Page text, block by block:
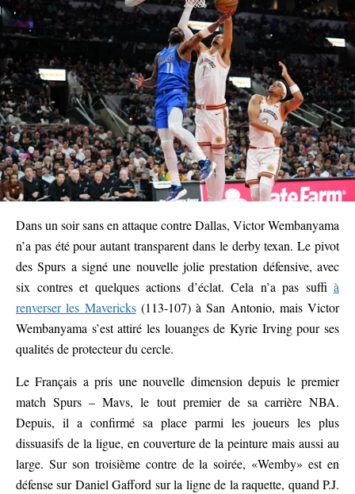
Dans un soir sans en attaque contre Dallas, Victor Wembanyama
n’a pas été pour autant transparent dans le derby texan. Le pivot
des Spurs a signé une nouvelle jolie prestation défensive, avec
six contres et quelques actions d’éclat. Cela n’a pas suffi à
renverser les Mavericks(113-107) à San Antonio, mais Victor
Wembanyama s’est attiré les louanges de Kyrie Irving pour ses
qualités de protecteur du cercle.
Le Français a pris une nouvelle dimension depuis le premier
match Spurs – Mavs, le tout premier de sa carrière NBA.
Depuis, il a confirmé sa place parmi les joueurs les plus
dissuasifs de la ligue, en couverture de la peinture mais aussi au
large. Sur son troisième contre de la soirée, «Wemby» est en
défense sur Daniel Gafford sur la ligne de la raquette, quand P.J.